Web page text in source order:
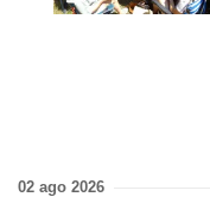
02 ago 2026